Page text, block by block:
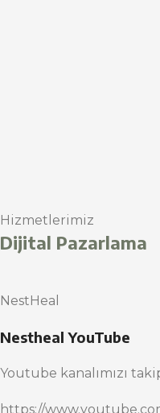
Hizmetlerimiz
Dijital Pazarlama
NestHeal
Nestheal YouTube
Youtube kanalımızı
https://